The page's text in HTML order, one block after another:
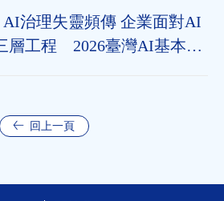
AI治理失靈頻傳 企業面對AI
層工程 2026臺灣AI基本法
回上一頁